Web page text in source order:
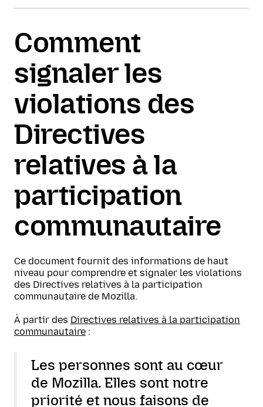
Comment
signaler les
violations des
Directives
relatives à la
participation
communautaire
Ce document fournit des informations de haut
niveau pour comprendre et signaler les violations
des Directives relatives à la participation
communautaire de Mozilla.
À partir des Directives relatives à la participation
communautaire :
Les personnes sont au cœur
de Mozilla. Elles sont notre
priorité et nous faisons de